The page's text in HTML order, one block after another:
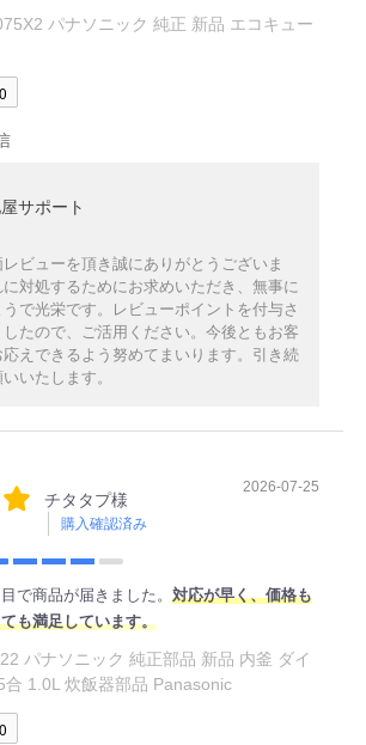
パナソニック 純正 新品 エコキュー
0
サポート
ビューを頂き誠にありがとうございま
対処するためにお求めいただき、無事に
で光栄です。レビューポイントを付与さ
たので、ご活用ください。今後ともお客
えできるよう努めてまいります。引き続
いたします。
チタタプ様
購入確認済み
2026-07-25
で商品が届きました。 対応が早く、価格も
も満足しています。
パナソニック 純正部品 新品 内釜 ダイ
合 1.0L 炊飯器部品 Panasonic
0